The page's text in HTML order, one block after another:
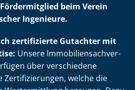
beim Verein
Ingenieure.
zertifizierte Gutachter mit
Unsere Im­mo­bi­li­en­sach­ver­
über verschiedene
Zer­ti­fi­zie­run­gen, welche die